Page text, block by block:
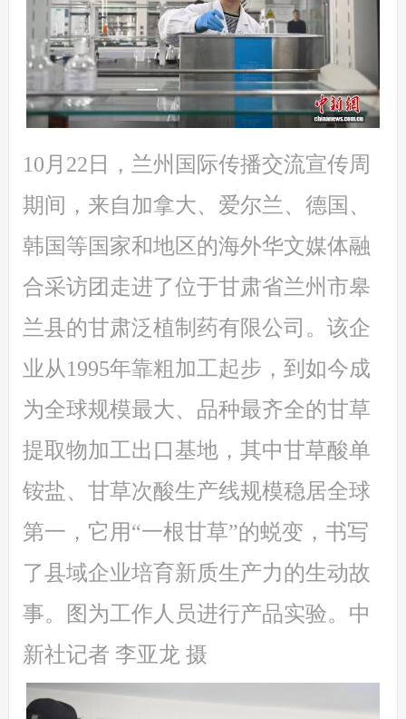
10月22日，兰州国际传播交流宣传周
期间，来自加拿大、爱尔兰、德国、
韩国等国家和地区的海外华文媒体融
合采访团走进了位于甘肃省兰州市皋
兰县的甘肃泛植制药有限公司。该企
业从1995年靠粗加工起步，到如今成
为全球规模最大、品种最齐全的甘草
提取物加工出口基地，其中甘草酸单
铵盐、甘草次酸生产线规模稳居全球
第一，它用“一根甘草”的蜕变，书写
了县域企业培育新质生产力的生动故
事。图为工作人员进行产品实验。中
新社记者 李亚龙 摄